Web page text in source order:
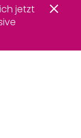
jetzt